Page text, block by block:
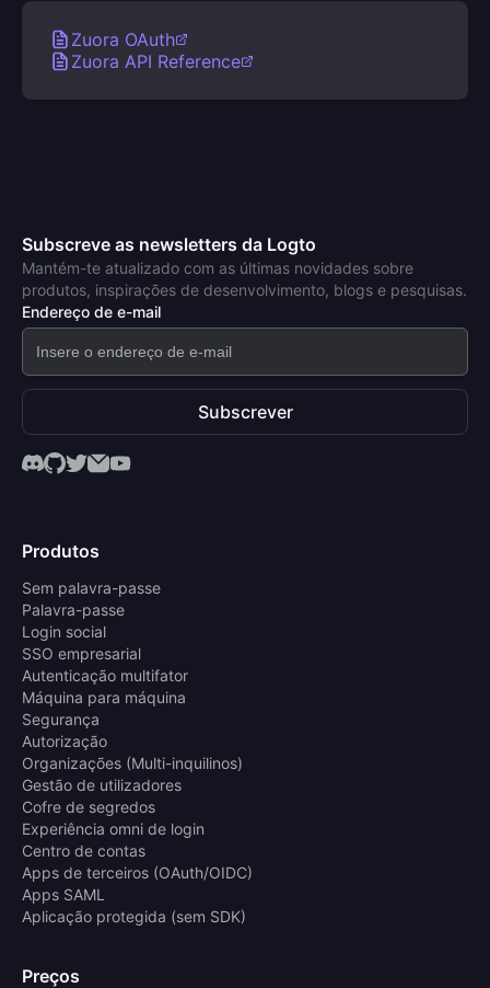
Zuora OAuth
Zuora API Reference
Subscreve as newsletters da Logto
Mantém-te atualizado com as últimas novidades sobre
produtos, inspirações de desenvolvimento, blogs e pesquisas.
Endereço de e-mail
Subscrever
Produtos
Sem palavra-passe
Palavra-passe
Login social
SSO empresarial
Autenticação multifator
Máquina para máquina
Segurança
Autorização
Organizações (Multi-inquilinos)
Gestão de utilizadores
Cofre de segredos
Experiência omni de login
Centro de contas
Apps de terceiros (OAuth/OIDC)
Apps SAML
Aplicação protegida (sem SDK)
Preços